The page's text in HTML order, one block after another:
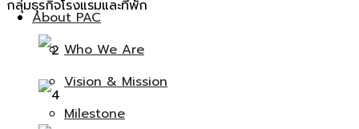
About PAC
Who We Are
Vision & Mission
Milestone
กลุ่มธุรกิจโรงแรมและที่พัก